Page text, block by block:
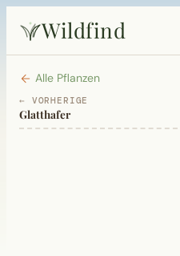
Wildfind
Startseite
Pflanzen
Alle Pflanzen
← VORHERIGE
Glatthafer